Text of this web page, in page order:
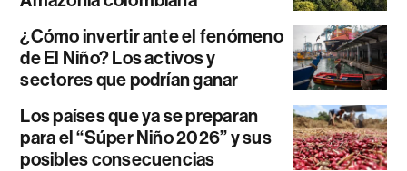
¿Cómo invertir ante el fenómeno
de El Niño? Los activos y
sectores que podrían ganar
Los países que ya se preparan
para el “Súper Niño 2026” y sus
posibles consecuencias